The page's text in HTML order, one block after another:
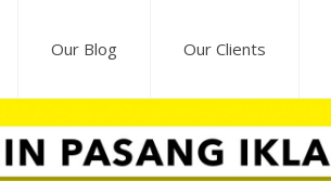
Our Blog Our Clients